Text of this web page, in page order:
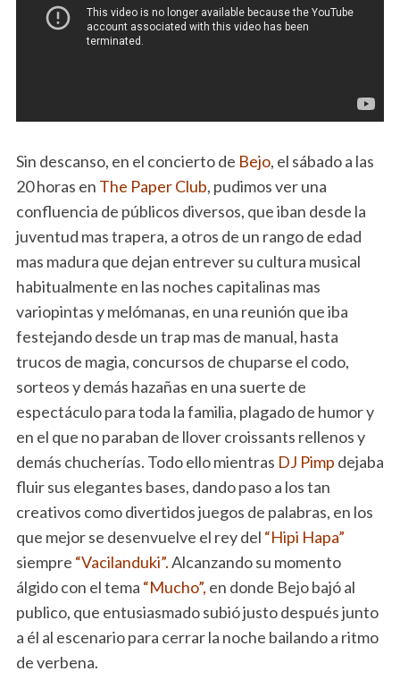
Sin descanso, en el concierto de Bejo, el sábado a las
20 horas en The Paper Club, pudimos ver una
confluencia de públicos diversos, que iban desde la
juventud mas trapera, a otros de un rango de edad
mas madura que dejan entrever su cultura musical
habitualmente en las noches capitalinas mas
variopintas y melómanas, en una reunión que iba
festejando desde un trap mas de manual, hasta
trucos de magia, concursos de chuparse el codo,
sorteos y demás hazañas en una suerte de
espectáculo para toda la familia, plagado de humor y
en el que no paraban de llover croissants rellenos y
demás chucherías. Todo ello mientras DJ Pimp dejaba
fluir sus elegantes bases, dando paso a los tan
creativos como divertidos juegos de palabras, en los
que mejor se desenvuelve el rey del “Hipi Hapa”
siempre “Vacilanduki”.Alcanzando su momento
álgido con el tema “Mucho”, en donde Bejo bajó al
publico, que entusiasmado subió justo después junto
a él al escenario para cerrar la noche bailando a ritmo
de verbena.